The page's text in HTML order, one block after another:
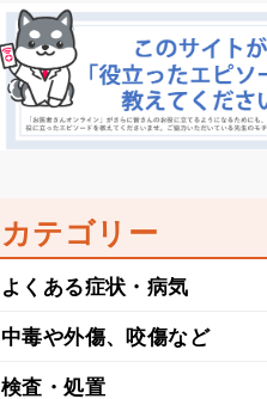
カテゴリー
よくある症状・病気
中毒や外傷、咬傷など
検査・処置